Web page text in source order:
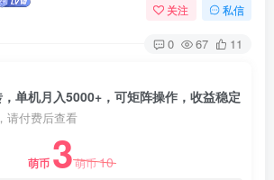
关注 私信
0 67 11
单机月入5000+，可矩阵操作，收益稳定
请付费后查看
萌币 3萌币10